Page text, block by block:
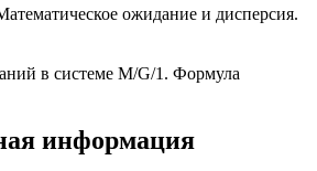
ожидание и дисперсия.
в системе M/G/1. Формула
информация